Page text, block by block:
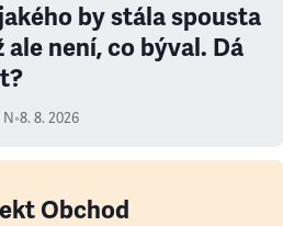
by stála spousta
ale není, co býval. Dá
•8. 8. 2026
Obchod